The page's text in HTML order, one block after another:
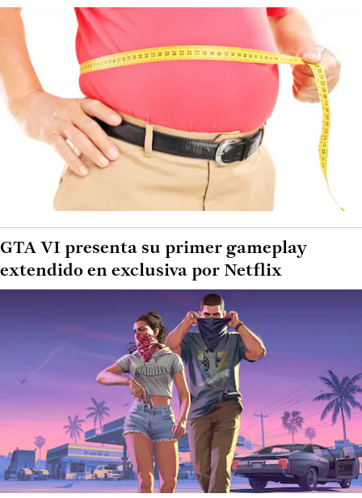
GTA VI presenta su primer gameplay
extendido en exclusiva por Netflix